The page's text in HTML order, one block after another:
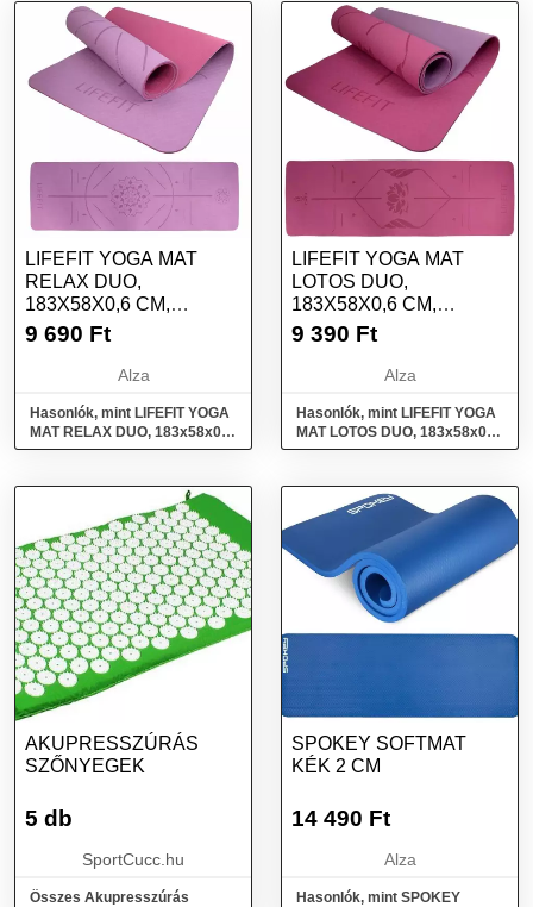
LIFEFIT YOGA MAT
RELAX DUO,
183X58X0,6 CM,
BORDÓ
9 690 Ft
Alza
Hasonlók, mint LIFEFIT YOGA
MAT RELAX DUO, 183x58x0,6
cm, bordó
LIFEFIT YOGA MAT
LOTOS DUO,
183X58X0,6 CM,
BORDÓ
9 390 Ft
Alza
Hasonlók, mint LIFEFIT YOGA
MAT LOTOS DUO, 183x58x0,6
cm, bordó
AKUPRESSZÚRÁS
SZŐNYEGEK
5 db
SportCucc.hu
Összes Akupresszúrás
SPOKEY SOFTMAT
KÉK 2 CM
14 490 Ft
Alza
Hasonlók, mint SPOKEY